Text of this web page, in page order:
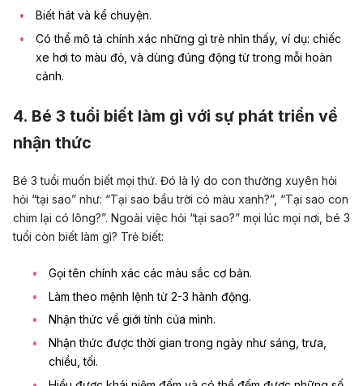
Biết hát và kể chuyện.
Có thể mô tả chính xác những gì trẻ nhìn thấy, ví dụ: chiếc
xe hơi to màu đỏ, và dùng đúng động từ trong mỗi hoàn
cảnh.
4. Bé 3 tuổi biết làm gì với sự phát triển về
nhận thức
Bé 3 tuổi muốn biết mọi thứ. Đó là lý do con thường xuyên hỏi
hỏi “tại sao” như: “Tại sao bầu trời có màu xanh?”, “Tại sao con
chim lại có lông?”. Ngoài việc hỏi “tại sao?” mọi lúc mọi nơi, bé 3
tuổi còn biết làm gì? Trẻ biết:
Gọi tên chính xác các màu sắc cơ bản.
Làm theo mệnh lệnh từ 2-3 hành động.
Nhận thức về giới tính của mình.
Nhận thức được thời gian trong ngày như sáng, trưa,
chiều, tối.